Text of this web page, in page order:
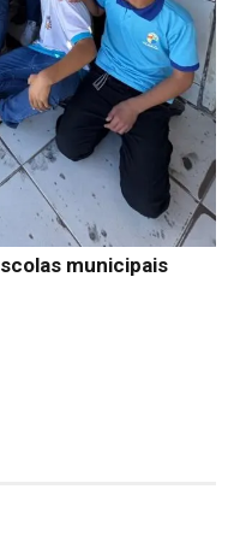
municipais